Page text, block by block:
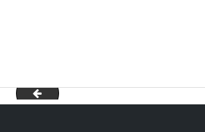
Europa 2022